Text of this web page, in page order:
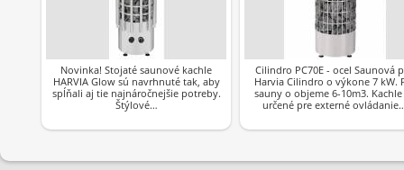
Novinka! Stojaté saunové kachle
HARVIA Glow sú navrhnuté tak, aby
spĺňali aj tie najnáročnejšie potreby.
Štýlové…
Cilindro PC70E - ocel Saunová
Harvia Cilindro o výkone 7 kW.
sauny o objeme 6-10m3. Kachle
určené pre externé